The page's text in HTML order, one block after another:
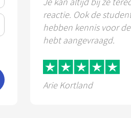
reactie. Ook de
hebben kennis voor
hebt aangevraagd.
Arie Kortland